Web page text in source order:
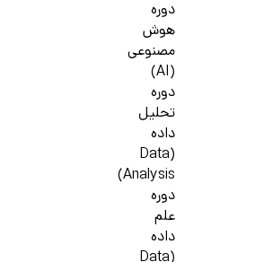
دوره
هوش
مصنوعی
(AI)
دوره
تحلیل
داده
(Data
Analysis)
دوره
علم
داده